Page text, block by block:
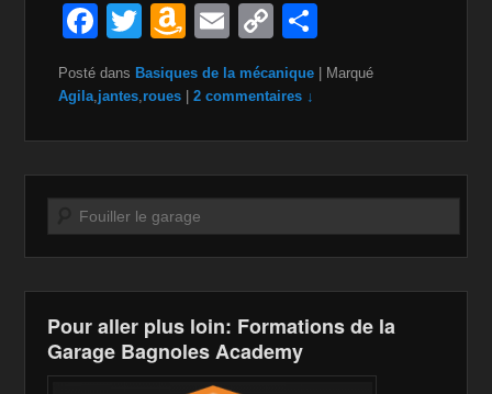
F
a
c
o
o
k
T
wi
tt
A
m
a
n
W
is
h
Li
st
E
m
ail
C
o
p
n
k
ar
ta
Posté dans Basiques de la mécanique
Marqué
Agila,jantes,roues |2 commentaires ↓
Recherche
Pour aller plus loin: Formations de la
Garage Bagnoles Academy